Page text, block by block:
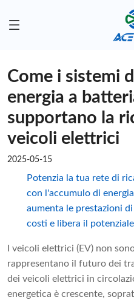
Come i sistemi
energia a
supportano la
veicoli elettrici
2025-05-15
Potenzia la tua rete di
con l'accumulo di
aumenta le prestazioni
costi e libera il
I veicoli elettrici (EV) non
rappresentano il futuro dei
dei veicoli elettrici in
energetica è crescente,